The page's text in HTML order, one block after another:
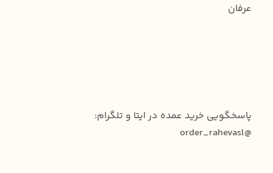
عرفان
پاسخگویی خرید عمده در ایتا و تلگرام:
@order_rahevasl